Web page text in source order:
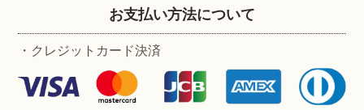
お支払い方法について
・クレジットカード決済